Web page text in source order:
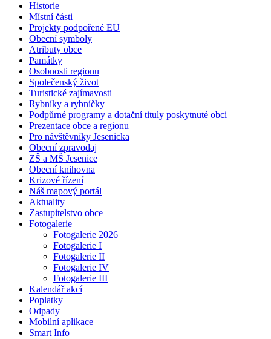
Historie
Místní části
Projekty podpořené EU
Obecní symboly
Atributy obce
Památky
Osobnosti regionu
Společenský život
Turistické zajímavosti
Rybníky a rybníčky
Podpůrné programy a dotační tituly poskytnuté obci
Prezentace obce a regionu
Pro návštěvníky Jesenicka
Obecní zpravodaj
ZŠ a MŠ Jesenice
Obecní knihovna
Krizové řízení
Náš mapový portál
Aktuality
Zastupitelstvo obce
Fotogalerie
Fotogalerie 2026
Fotogalerie I
Fotogalerie II
Fotogalerie IV
Fotogalerie III
Kalendář akcí
Poplatky
Odpady
Mobilní aplikace
Smart Info